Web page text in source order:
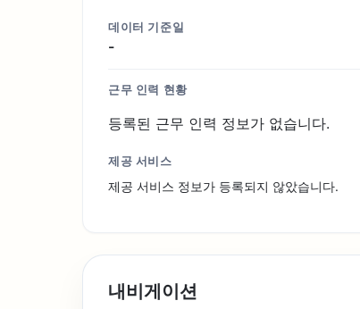
데이터 기준일
-
근무 인력 현황
등록된 근무 인력 정보가 없습니다.
제공 서비스
제공 서비스 정보가 등록되지 않았습니다.
내비게이션